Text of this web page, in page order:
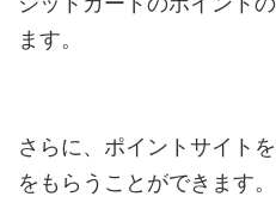
ます。
さらに、ポイントサイト
をもらうことができます。